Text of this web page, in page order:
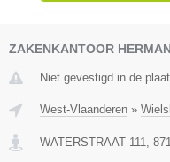
ZAKENKANTOOR
Niet gevestigd in de
West-Vlaanderen »
WATERSTRAAT 111